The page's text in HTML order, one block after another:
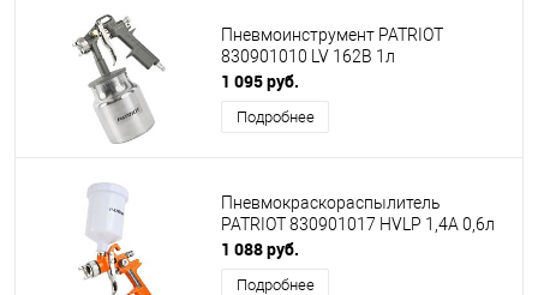
Пневмоинструмент PATRIOT
830901010 LV 162В 1л
1 095 руб.
Подробнее
Пневмокраскораспылитель
PATRIOT 830901017 HVLP 1,4A 0,6л
1 088 руб.
Подробнее